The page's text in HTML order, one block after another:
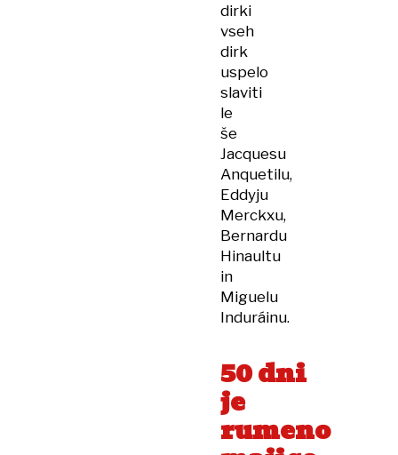
dirki
vseh
dirk
uspelo
slaviti
le
še
Jacquesu
Anquetilu,
Eddyju
Merckxu,
Bernardu
Hinaultu
in
Miguelu
Induráinu.
50dni
je
rumeno